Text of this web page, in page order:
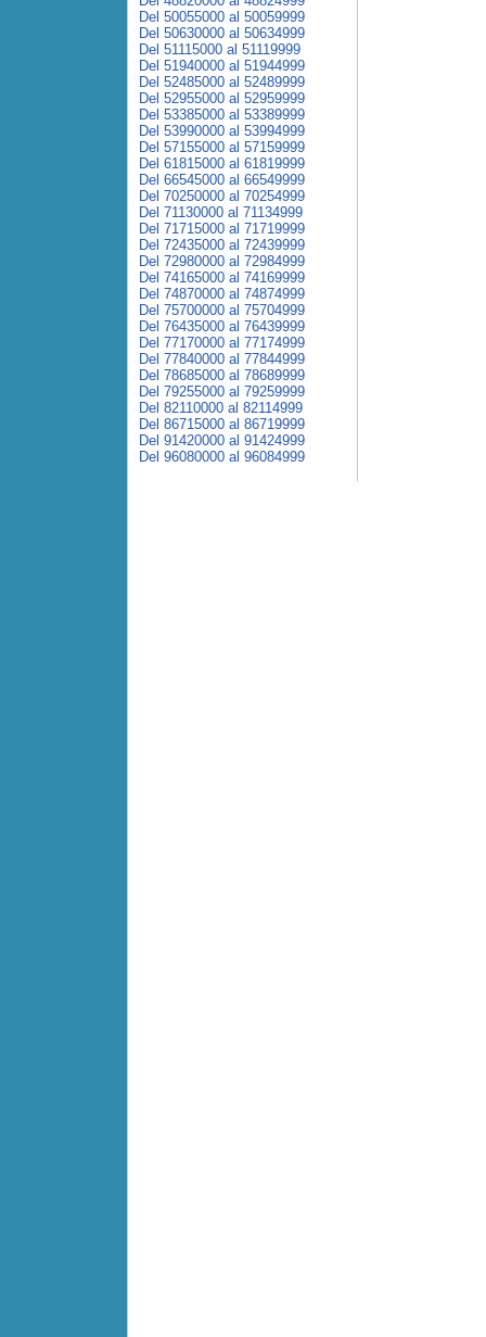
Del 50055000 al 50059999
Del 50630000 al 50634999
Del 51115000 al 51119999
Del 51940000 al 51944999
Del 52485000 al 52489999
Del 52955000 al 52959999
Del 53385000 al 53389999
Del 53990000 al 53994999
Del 57155000 al 57159999
Del 61815000 al 61819999
Del 66545000 al 66549999
Del 70250000 al 70254999
Del 71130000 al 71134999
Del 71715000 al 71719999
Del 72435000 al 72439999
Del 72980000 al 72984999
Del 74165000 al 74169999
Del 74870000 al 74874999
Del 75700000 al 75704999
Del 76435000 al 76439999
Del 77170000 al 77174999
Del 77840000 al 77844999
Del 78685000 al 78689999
Del 79255000 al 79259999
Del 82110000 al 82114999
Del 86715000 al 86719999
Del 91420000 al 91424999
Del 96080000 al 96084999